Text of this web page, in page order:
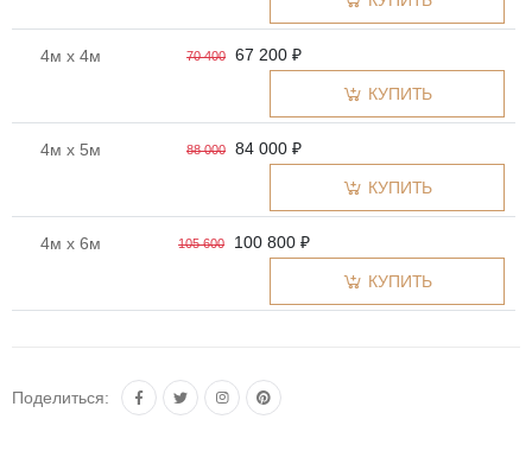
4м x 4м 70 400 67 200 ₽
КУПИТЬ
4м x 5м 88 000 84 000 ₽
КУПИТЬ
4м x 6м 105 600 100 800 ₽
КУПИТЬ
Поделиться: